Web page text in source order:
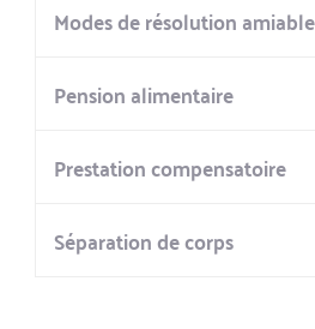
Modes de résolution
Pension alimentaire
Prestation compensatoire
Séparation de corps